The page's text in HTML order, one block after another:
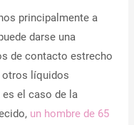
principalmente a
darse una
de contacto estrecho
otros líquidos
el caso de la
un hombre de 65